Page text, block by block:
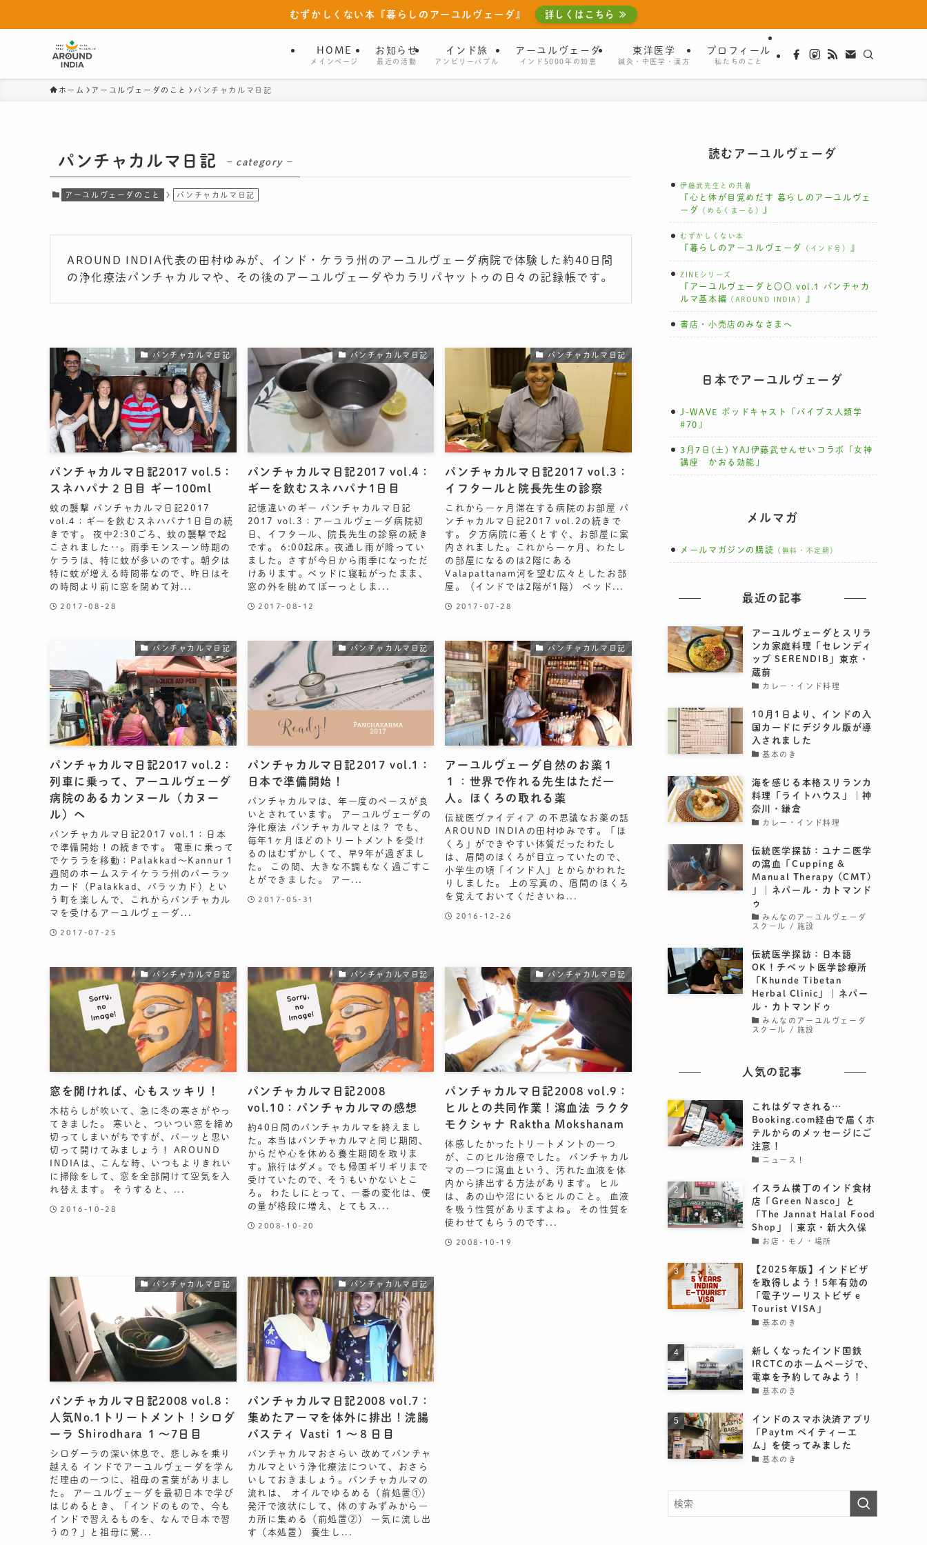
むずかしくない本『暮らしのアーユルヴェーダ』 詳しくはこちら ≫
HOME
メインページ
お知らせ
最近の活動
インド旅
アンビリーバブル
アーユルヴェーダ
インド5000年の知恵
東洋医学
鍼灸・中医学・漢方
プロフィール
私たちのこと
ホーム アーユルヴェーダのこと パンチャカルマ日記
パンチャカルマ日記 – category –
アーユルヴェーダのこと パンチャカルマ日記
AROUND INDIA代表の田村ゆみが、インド・ケララ州のアーユルヴェーダ病院で体験した約40日間
の浄化療法パンチャカルマや、その後のアーユルヴェーダやカラリパヤットゥの日々の記録帳です。
パンチャカルマ日記
パンチャカルマ日記2017 vol.5：
スネハパナ２日目 ギー100ml
蚊の襲撃 パンチャカルマ日記2017
vol.4：ギーを飲むスネハパナ1日目の続
きです。 夜中2:30ごろ、蚊の襲撃で起
こされました‥。雨季モンスーン時期の
ケララは、特に蚊が多いのです。朝夕は
特に蚊が増える時間帯なので、昨日はそ
の時間より前に窓を閉めて対...
2017-08-28
パンチャカルマ日記
パンチャカルマ日記2017 vol.4：
ギーを飲むスネハパナ1日目
記憶違いのギー パンチャカルマ日記
2017 vol.3：アーユルヴェーダ病院初
日、イフタール、院長先生の診察の続き
です。 6:00起床。夜通し雨が降ってい
ました。さすが今日から雨季になっただ
けあります。ベッドに寝転がったまま、
窓の外を眺めてぼーっとしま...
2017-08-12
パンチャカルマ日記
パンチャカルマ日記2017 vol.3：
イフタールと院長先生の診察
これから一ヶ月滞在する病院のお部屋 パ
ンチャカルマ日記2017 vol.2の続きで
す。 夕方病院に着くとすぐ、お部屋に案
内されました。これから一ヶ月、わたし
の部屋になるのは2階にある
Valapattanam河を望む広々としたお部
屋。（インドでは2階が1階） ベッド...
2017-07-28
パンチャカルマ日記
パンチャカルマ日記2017 vol.2：
列車に乗って、アーユルヴェーダ
病院のあるカンヌール（カヌー
ル）ヘ
パンチャカルマ日記2017 vol.1：日本
で準備開始！の続きです。 電車に乗って
でケララを移動：Palakkad〜Kannur 1
週間のホームステイケララ州のパーラッ
カード（Palakkad、パラッカド）とい
う町を楽しんで、これからパンチャカル
マを受けるアーユルヴェーダ...
2017-07-25
パンチャカルマ日記
パンチャカルマ日記2017 vol.1：
日本で準備開始！
パンチャカルマは、年一度のペースが良
いとされています。 アーユルヴェーダの
浄化療法 パンチャカルマとは？ でも、
毎年1ヶ月ほどのトリートメントを受け
るのはむずかしくて、早9年が過ぎまし
た。 この間、大きな不調もなく過ごすこ
とができました。 アー...
2017-05-31
パンチャカルマ日記
アーユルヴェーダ自然のお薬１
１：世界で作れる先生はただ一
人。ほくろの取れる薬
伝統医ヴァイディア の不思議なお薬の話
AROUND INDIAの田村ゆみです。「ほ
くろ」ができやすい体質だったわたし
は、眉間のほくろが目立っていたので、
小学生の頃「インド人」とからかわれた
りしました。 上の写真の、眉間のほくろ
を覚えておいてくださいね...
2016-12-26
パンチャカルマ日記
窓を開ければ、心もスッキリ！
木枯らしが吹いて、急に冬の寒さがやっ
てきました。 寒いと、ついつい窓を締め
切ってしまいがちですが、パーッと思い
切って開けてみましょう！ AROUND
INDIAは、こんな時、いつもよりきれい
に掃除をして、窓を全部開けて空気を入
れ替えます。 そうすると、...
2016-10-28
パンチャカルマ日記
パンチャカルマ日記2008
vol.10：パンチャカルマの感想
約40日間のパンチャカルマを終えまし
た。本当はパンチャカルマと同じ期間、
からだや心を休める養生期間を取りま
す。旅行はダメ。でも帰国ギリギリまで
受けていたので、そうもいかないとこ
ろ。 わたしにとって、一番の変化は、便
の量が格段に増え、とてもス...
2008-10-20
パンチャカルマ日記
パンチャカルマ日記2008 vol.9：
ヒルとの共同作業！瀉血法 ラクタ
モクシャナ Raktha Mokshanam
体感したかったトリートメントの一つ
が、このヒル治療でした。 パンチャカル
マの一つに瀉血という、汚れた血液を体
内から排出する方法があります。 ヒル
は、あの山や沼にいるヒルのこと。 血液
を吸う性質がありますよね。 その性質を
使わせてもらうのです...
2008-10-19
パンチャカルマ日記
パンチャカルマ日記2008 vol.8：
人気No.1トリートメント！シロダ
ーラ Shirodhara １〜7日目
シロダーラの深い休息で、悲しみを乗り
越える インドでアーユルヴェーダを学ん
だ理由の一つに、祖母の言葉がありまし
た。 アーユルヴェーダを最初日本で学び
はじめるとき、「インドのもので、今も
インドで習えるものを、なんで日本で習
うの？」と祖母に驚...
パンチャカルマ日記
パンチャカルマ日記2008 vol.7：
集めたアーマを体外に排出！浣腸
バスティ Vasti １〜８日目
パンチャカルマおさらい 改めてパンチャ
カルマという浄化療法について、おさら
いしておきましょう。パンチャカルマの
流れは、 オイルでゆるめる（前処置①）
発汗で液状にして、体のすみずみから一
カ所に集める（前処置②） 一気に流し出
す（本処置） 養生し...
読むアーユルヴェーダ
伊藤武先生との共著
『心と体が目覚めだす 暮らしのアーユルヴェ
ーダ
（めるくまーる） 』
むずかしくない本
『暮らしのアーユルヴェーダ （インド号） 』
ZINEシリーズ
『アーユルヴェーダと〇〇 vol.1 パンチャカ
ルマ基本編
（AROUND INDIA） 』
書店・小売店のみなさまへ
日本でアーユルヴェーダ
J-WAVE ポッドキャスト「バイブス人類学
#70」
3月7日(土) YAJ伊藤武せんせいコラボ「女神
講座 かおる効能」
メルマガ
メールマガジンの購読 （無料・不定期）
最近の記事
アーユルヴェーダとスリラ
ンカ家庭料理「セレンディ
ッブ SERENDIB」東京・
蔵前
カレー・インド料理
10月1日より、インドの入
国カードにデジタル版が導
入されました
基本のき
海を感じる本格スリランカ
料理「ライトハウス」｜神
奈川・鎌倉
カレー・インド料理
伝統医学探訪：ユナニ医学
の瀉血「Cupping &
Manual Therapy (CMT)
」｜ネパール・カトマンド
ゥ
みんなのアーユルヴェーダ
スクール / 施設
伝統医学探訪：日本語
OK！チベット医学診療所
「Khunde Tibetan
Herbal Clinic」｜ネパー
ル・カトマンドゥ
みんなのアーユルヴェーダ
スクール / 施設
人気の記事
これはダマされる…
Booking.com経由で届くホ
テルからのメッセージにご
注意！
ニュース！
イスラム横丁のインド食材
店「Green Nasco」と
「The Jannat Halal Food
Shop」｜東京・新大久保
お店・モノ・場所
【2025年版】インドビザ
を取得しよう！5年有効の
「電子ツーリストビザ e
Tourist VISA」
基本のき
新しくなったインド国鉄
IRCTCのホームページで、
電車を予約してみよう！
基本のき
インドのスマホ決済アプリ
「Paytm ペイティーエ
ム」を使ってみました
基本のき